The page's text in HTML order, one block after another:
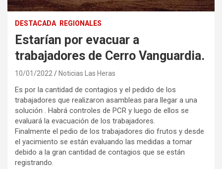
DESTACADA REGIONALES
Estarían por evacuar a
trabajadores de Cerro Vanguardia.
10/01/2022 Noticias Las Heras
Es por la cantidad de contagios y el pedido de los
trabajadores que realizaron asambleas para llegar a una
solución . Habrá controles de PCR y luego de ellos se
evaluará la evacuación de los trabajadores.
Finalmente el pedio de los trabajadores dio frutos y desde
el yacimiento se están evaluando las medidas a tomar
debido a la gran cantidad de contagios que se están
registrando.